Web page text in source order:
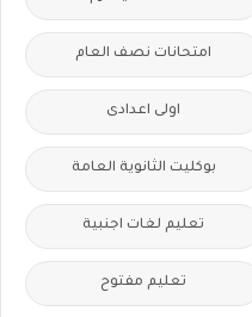
امتحانات نصف العام
اولى اعدادى
بوكليت الثانوية العامة
تعليم لغات اجنبية
تعليم مفتوح